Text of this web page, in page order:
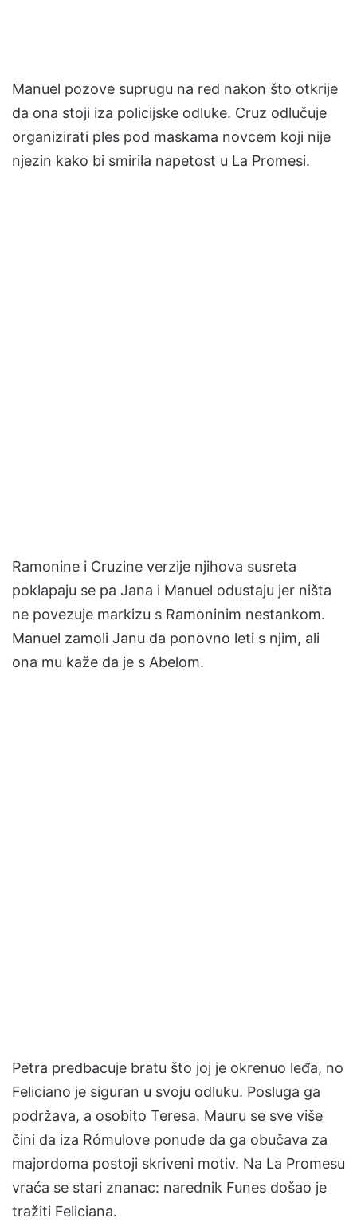
Manuel pozove suprugu na red nakon što otkrije
da ona stoji iza policijske odluke. Cruz odlučuje
organizirati ples pod maskama novcem koji nije
njezin kako bi smirila napetost u La Promesi.
Ramonine i Cruzine verzije njihova susreta
poklapaju se pa Jana i Manuel odustaju jer ništa
ne povezuje markizu s Ramoninim nestankom.
Manuel zamoli Janu da ponovno leti s njim, ali
ona mu kaže da je s Abelom.
Petra predbacuje bratu što joj je okrenuo leđa, no
Feliciano je siguran u svoju odluku. Posluga ga
podržava, a osobito Teresa. Mauru se sve više
čini da iza Rómulove ponude da ga obučava za
majordoma postoji skriveni motiv. Na La Promesu
vraća se stari znanac: narednik Funes došao je
tražiti Feliciana.